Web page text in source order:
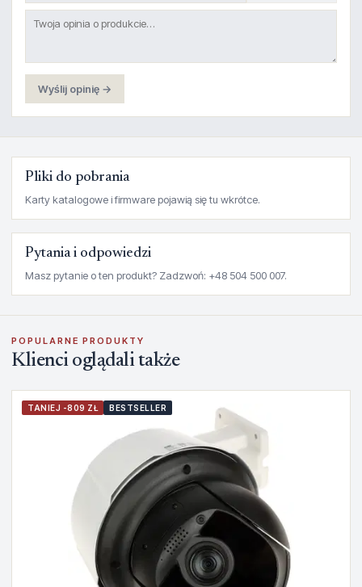
Wyślij opinię →
Pliki do pobrania
Karty katalogowe i firmware pojawią się tu wkrótce.
Pytania i odpowiedzi
Masz pytanie o ten produkt? Zadzwoń: +48 504 500 007.
POPULARNE PRODUKTY
Klienci oglądali także
TANIEJ -809 ZŁ BESTSELLER